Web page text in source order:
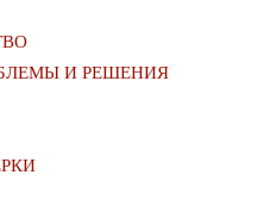
И РЕШЕНИЯ